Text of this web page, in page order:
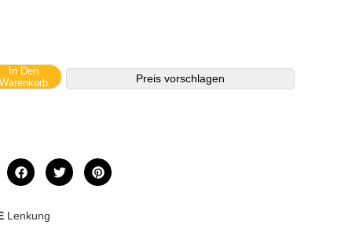
In Den
Warenkorb
Preis vorschlagen
Lenkung